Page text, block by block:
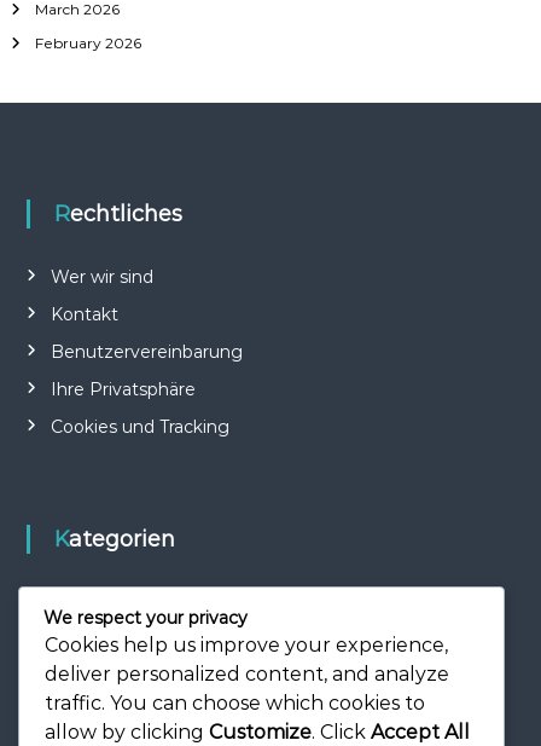
f
o
March 2026
February 2026
Rechtliches
Wer wir sind
Kontakt
Benutzervereinbarung
Ihre Privatsphäre
Cookies und Tracking
Kategorien
Karriere-Highlights
Spielerbiografien
We respect your privacy
Cookies help us improve your experience,
deliver personalized content, and analyze
traffic. You can choose which cookies to
allow by clicking Customize. Click Accept All